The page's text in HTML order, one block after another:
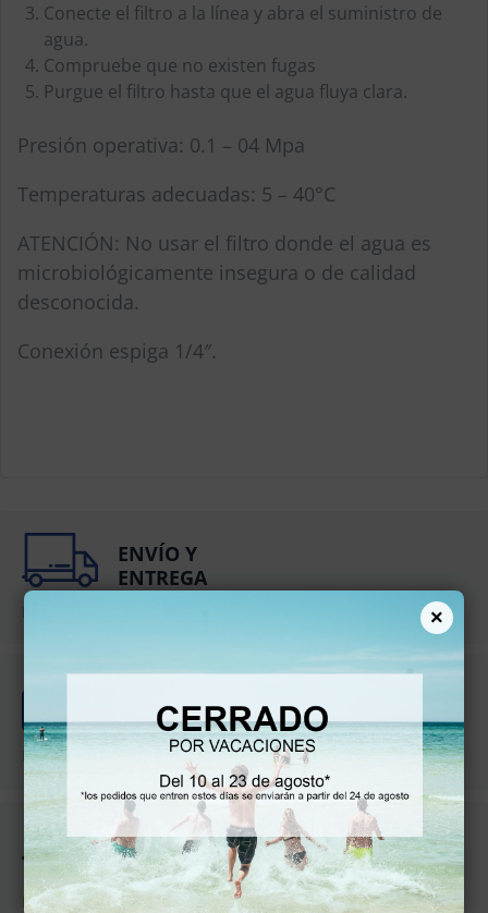
Conecte el filtro a la línea y abra el suministro de
agua.
Compruebe que no existen fugas
Purgue el filtro hasta que el agua fluya clara.
Presión operativa: 0.1 – 04 Mpa
Temperaturas adecuadas: 5 – 40°C
ATENCIÓN: No usar el filtro donde el agua es
microbiológicamente insegura o de calidad
desconocida.
Conexión espiga 1/4″.
ENVÍO Y
ENTREGA
PAGO
Pago por tarjeta, Paypal y transferencia
POLÍTICA DE
DEVOLUCIÓN
Puede devolver cualquier artículo comprado en IDTShop
×